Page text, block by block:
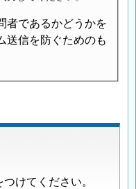
者であるかどうかを
送信を防ぐためのも
けてください。